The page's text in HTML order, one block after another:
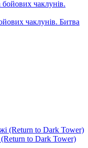
чаклунів. Битва
to Dark Tower)